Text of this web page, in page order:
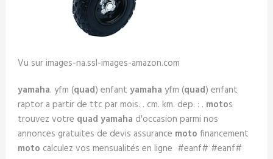
Vu sur images-na.ssl-images-amazon.com
yamaha. yfm (quad) enfant yamaha yfm (quad) enfant
raptor a partir de ttc par mois. . cm. km. dep. : . motos
trouvez votre quad yamaha d'occasion parmi nos
annonces gratuites de devis assurance moto financement
moto calculez vos mensualités en ligne #eanf# #eanf#